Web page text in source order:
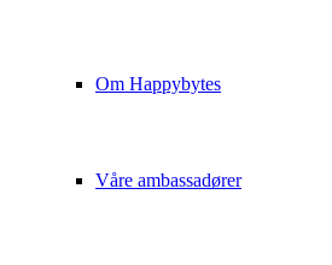
Om Happybytes
Våre ambassadører